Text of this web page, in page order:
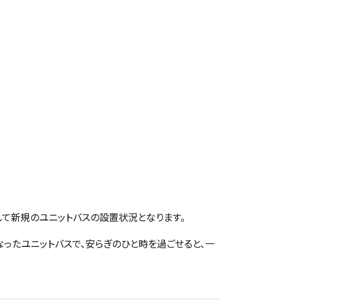
新規のユニットバスの設置状況となります。
たユニットバスで、安らぎのひと時を過ごせると、一